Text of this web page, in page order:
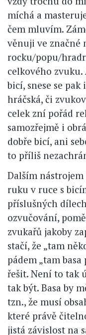
míchá a
čem mluvím.
věnuji ve značné
rocku/popu/
celkového zvuku.
bicí, snese se
hráčská, či
celek zní pořád
samozřejmě i
dobře bicí, ani
to příliš
Dalším
ruku v ruce s
příslušných
ozvučování,
zvukařů jakoby
stačí, že „tam
pádem „tam
řešit. Není to tak
tak být. Basa by
tzn., že musí
které právě
jistá závislost na